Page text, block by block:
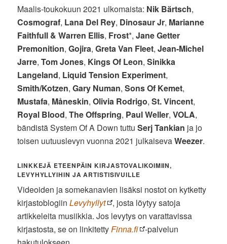
Maalis-toukokuun 2021 ulkomaista: Nik Bärtsch,
Cosmograf, Lana Del Rey, Dinosaur Jr, Marianne
Faithfull & Warren Ellis, Frost*,Jane Getter
Premonition,Gojira,Greta Van Fleet,Jean-Michel
Jarre,Tom Jones, Kings Of Leon,Sinikka
Langeland, Liquid Tension Experiment,
Smith/Kotzen,Gary Numan,Sons Of Kemet,
Mustafa, Måneskin,Olivia Rodrigo,St. Vincent,
Royal Blood,The Offspring, Paul Weller,VOLA,
bändistä System Of A Down tuttuSerj Tankian ja jo
toisen uutuuslevyn vuonna 2021 julkaisevaWeezer.
LINKKEJÄ ETEENPÄIN KIRJASTOVALIKOIMIIN,
LEVYHYLLYIHIN JA ARTISTISIVUILLE
Videoiden ja somekanavien lisäksi nostot on kytketty
kirjastoblogiinLevyhyllyt
, josta löytyy satoja
artikkeleita musiikkia. Jos levytys on varattavissa
kirjastosta, se on linkitetty Finna.fi
-palvelun